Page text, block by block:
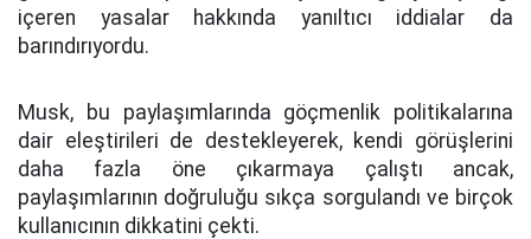
içeren yasalar hakkında yanıltıcı iddialar da
barındırıyordu.
Musk, bu paylaşımlarında göçmenlik politikalarına
dair eleştirileri de destekleyerek, kendi görüşlerini
daha fazla öne çıkarmaya çalıştı ancak,
paylaşımlarının doğruluğu sıkça sorgulandı ve birçok
kullanıcının dikkatini çekti.